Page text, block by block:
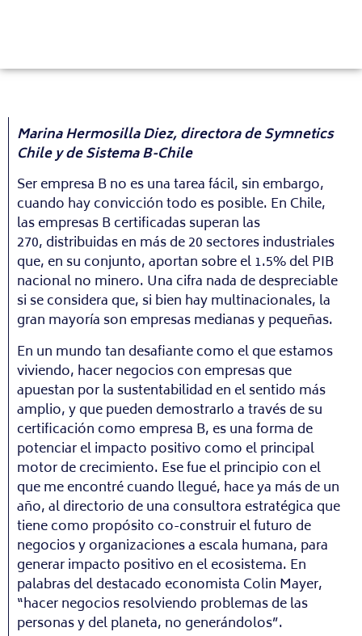
Marina Hermosilla Diez, directora de Symnetics
Chile y de Sistema B-Chile
Ser empresa B no es una tarea fácil, sin embargo,
cuando hay convicción todo es posible. En Chile,
las empresas B certificadas superan las
270, distribuidas en más de 20 sectores industriales
que, en su conjunto, aportan sobre el 1.5% del PIB
nacional no minero. Una cifra nada de despreciable
si se considera que, si bien hay multinacionales, la
gran mayoría son empresas medianas y pequeñas.
En un mundo tan desafiante como el que estamos
viviendo, hacer negocios con empresas que
apuestan por la sustentabilidad en el sentido más
amplio, y que pueden demostrarlo a través de su
certificación como empresa B, es una forma de
potenciar el impacto positivo como el principal
motor de crecimiento. Ese fue el principio con el
que me encontré cuando llegué, hace ya más de un
año, al directorio de una consultora estratégica que
tiene como propósito co-construir el futuro de
negocios y organizaciones a escala humana, para
generar impacto positivo en el ecosistema. En
palabras del destacado economista Colin Mayer,
“hacer negocios resolviendo problemas de las
personas y del planeta, no generándolos”.